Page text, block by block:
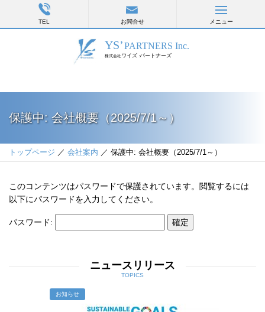
TEL お問合せ メニュー
保護中: 会社概要（2025/7/1～）
トップページ ／ 会社案内 ／ 保護中: 会社概要（2025/7/1～）
このコンテンツはパスワードで保護されています。閲覧するには
以下にパスワードを入力してください。
パスワード:
ニュースリリース
TOPICS
お知らせ